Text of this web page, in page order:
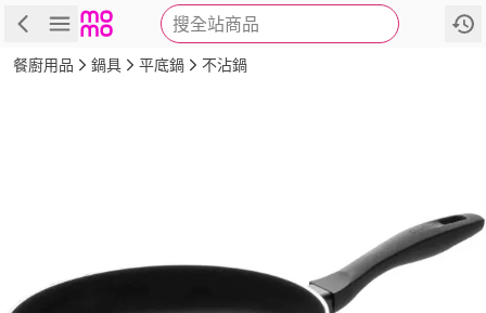
搜全站商品
商品 評價 詳情
餐廚用品 鍋具 平底鍋 不沾鍋